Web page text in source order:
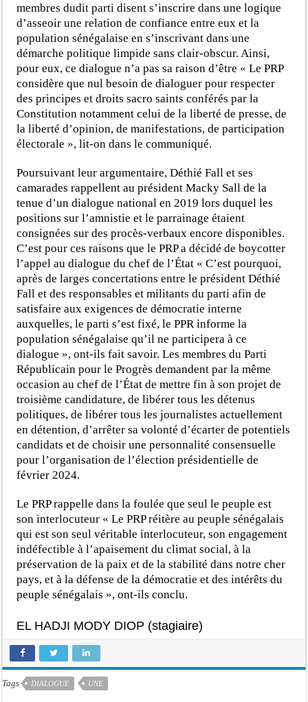
membres dudit parti disent s’inscrire dans une logique
d’asseoir une relation de confiance entre eux et la
population sénégalaise en s’inscrivant dans une
démarche politique limpide sans clair-obscur. Ainsi,
pour eux, ce dialogue n’a pas sa raison d’être « Le PRP
considère que nul besoin de dialoguer pour respecter
des principes et droits sacro saints conférés par la
Constitution notamment celui de la liberté de presse, de
la liberté d’opinion, de manifestations, de participation
électorale », lit-on dans le communiqué.
Poursuivant leur argumentaire, Déthié Fall et ses
camarades rappellent au président Macky Sall de la
tenue d’un dialogue national en 2019 lors duquel les
positions sur l’amnistie et le parrainage étaient
consignées sur des procès-verbaux encore disponibles.
C’est pour ces raisons que le PRP a décidé de boycotter
l’appel au dialogue du chef de l’État « C’est pourquoi,
après de larges concertations entre le président Déthié
Fall et des responsables et militants du parti afin de
satisfaire aux exigences de démocratie interne
auxquelles, le parti s’est fixé, le PPR informe la
population sénégalaise qu’il ne participera à ce
dialogue », ont-ils fait savoir. Les membres du Parti
Républicain pour le Progrès demandent par la même
occasion au chef de l’État de mettre fin à son projet de
troisième candidature, de libérer tous les détenus
politiques, de libérer tous les journalistes actuellement
en détention, d’arrêter sa volonté d’écarter de potentiels
candidats et de choisir une personnalité consensuelle
pour l’organisation de l’élection présidentielle de
février 2024.
Le PRP rappelle dans la foulée que seul le peuple est
son interlocuteur « Le PRP réitère au peuple sénégalais
qui est son seul véritable interlocuteur, son engagement
indéfectible à l’apaisement du climat social, à la
préservation de la paix et de la stabilité dans notre cher
pays, et à la défense de la démocratie et des intérêts du
peuple sénégalais », ont-ils conclu.
EL HADJI MODY DIOP (stagiaire)
Tags DIALOGUE UNE